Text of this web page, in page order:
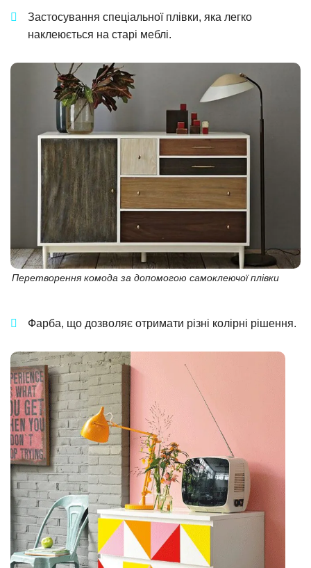
Застосування спеціальної плівки, яка легко
наклеюється на старі меблі.
Перетворення комода за допомогою самоклеючої плівки
Фарба, що дозволяє отримати різні колірні рішення.